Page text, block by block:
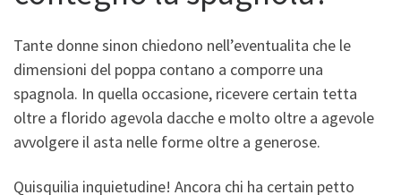
Tante donne sinon chiedono nell’eventualita che le
dimensioni del poppa contano a comporre una
spagnola. In quella occasione, ricevere certain tetta
oltre a florido agevola dacche e molto oltre a agevole
avvolgere il asta nelle forme oltre a generose.
Quisquilia inquietudine! Ancora chi ha certain petto